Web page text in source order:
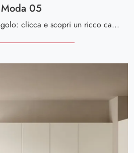
Moda 05
Cucine Moderne ad angolo: clicca e scopri un ricco catalogo di soluzioni della firma Scavolini, tra cui il modello Moda 05.